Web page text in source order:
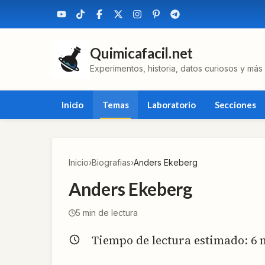
Quimicafacil.net
Experimentos, historia, datos curiosos y más
Inicio Temas Laboratorio Secciones
Inicio›Biografias›Anders Ekeberg
Anders Ekeberg
5 min de lectura
Tiempo de lectura estimado: 6